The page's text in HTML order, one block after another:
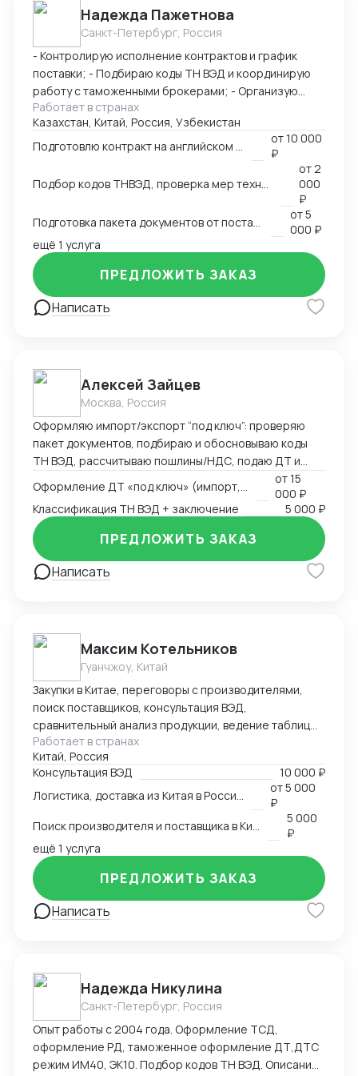
быстро вникаю в задачу и умею работать с людьми.
Буду рада сотрудничеству!
Надежда Пажетнова
Санкт-Петербург, Россия
- Контролирую исполнение контрактов и график
поставки; - Подбираю коды ТН ВЭД и координирую
работу с таможенными брокерами; - Организую
сертификацию и взаимодействие с
аккредитованными органами; - Снижаю расходы за
счёт оптимизации логистики и правильного кода; -
Обеспечиваю юридическую чистоту сделок,
точность инвойсов, упаковочных листов, контрактов.
Работает в странах
Казахстан, Китай, Россия, Узбекистан
от10 000
₽
Подбор кодов ТНВЭД, проверка мер технического регулирования, запретов и ограничений
от2
000
₽
от5
000 ₽
ещё 1 услуга
Написать
ПРЕДЛОЖИТЬ ЗАКАЗ
Алексей Зайцев
Москва, Россия
Оформляю импорт/экспорт “под ключ”: проверяю
пакет документов, подбираю и обосновываю коды
ТН ВЭД, рассчитываю пошлины/НДС, подаю ДТ и
веду переписку до выпуска. Сильные товарные
группы — электроника, CCTV/СКУД, климат-техника и
запчасти. Работаю по договору/эскроу,
предоставляю закрывающие документы (ИП/ООО).
Что умею и делаю • ДТ (импорт, экспорт, транзит),
ответы на запросы таможни • Классификация ТН ВЭД
с письменным обоснованием (ОПИ, Пояснения
Декларации/Сертификаты ЕАЭС, письма-
исключения, РНПТ/прослеживаемость, Честный
сроков и затрат
от15
000 ₽
Классификация ТН ВЭД + заключение
5 000 ₽
Написать
ПРЕДЛОЖИТЬ ЗАКАЗ
Максим Котельников
Гуанчжоу, Китай
Закупки в Китае, переговоры с производителями,
поиск поставщиков, консультация ВЭД,
сравнительный анализ продукции, ведение таблиц
google excel, синхронный перевод с китайского,
синхронный перевод с английского, международная
логистика
Работает в странах
Китай, Россия
Консультация ВЭД
10 000 ₽
от5 000
₽
5 000
₽
ещё 1 услуга
Написать
ПРЕДЛОЖИТЬ ЗАКАЗ
Надежда Никулина
Санкт-Петербург, Россия
Опыт работы с 2004 года. Оформление ТСД,
оформление РД, таможенное оформление ДТ,ДТС
режим ИМ40, ЭК10. Подбор кодов ТН ВЭД. Описание